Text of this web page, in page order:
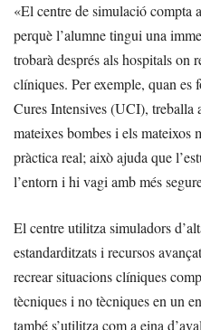
«El centre de simulació compta
perquè l’alumne tingui una
trobarà després als hospitals on
clíniques. Per exemple, quan es
Cures Intensives (UCI), treballa
mateixes bombes i els mateixos
pràctica real; això ajuda que
l’entorn i hi vagi amb més
El centre utilitza simuladors
estandarditzats i recursos
recrear situacions clíniques
tècniques i no tècniques en un
també s’utilitza com a eina